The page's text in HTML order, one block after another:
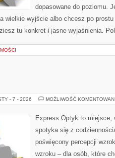
dopasowane do poziomu.
wielkie wyjście albo chcesz po prostu
tu konkret i jasne wyjaśnienia.
- 7 - 2026 MOŻLIWOŚĆ
Express Optyk to miejsce,
spotyka się z
poświęcony percepcji
wzroku – dla osób, które